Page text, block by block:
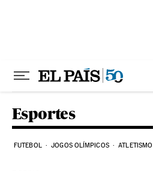
Esportes
FUTEBOL JOGOS OLÍMPICOS ATLETISMO